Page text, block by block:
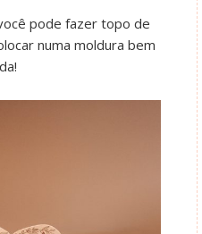
pode fazer topo de
numa moldura bem